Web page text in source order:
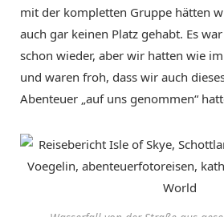
mit der kompletten Gruppe hätten
auch gar keinen Platz gehabt. Es
schon wieder, aber wir hatten wie
und waren froh, dass wir auch
Abenteuer „auf uns genommen“